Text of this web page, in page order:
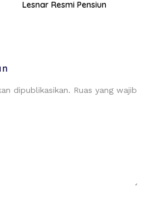
Lesnar Resmi Pensiun
dipublikasikan. Ruas yang wajib